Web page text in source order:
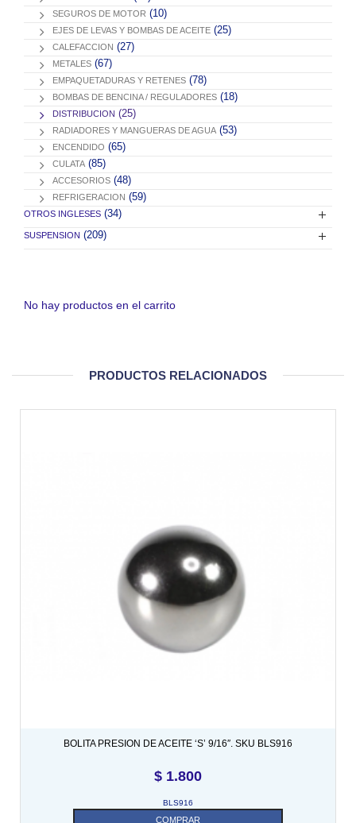
SEGUROS DE MOTOR (10)
EJES DE LEVAS Y BOMBAS DE ACEITE (25)
CALEFACCION (27)
METALES (67)
EMPAQUETADURAS Y RETENES (78)
BOMBAS DE BENCINA / REGULADORES (18)
DISTRIBUCION (25)
RADIADORES Y MANGUERAS DE AGUA (53)
ENCENDIDO (65)
CULATA (85)
ACCESORIOS (48)
REFRIGERACION (59)
OTROS INGLESES (34)
SUSPENSION (209)
No hay productos en el carrito
PRODUCTOS RELACIONADOS
BOLITA PRESION DE ACEITE ‘S’ 9/16″. SKU BLS916
$ 1.800
BLS916
COMPRAR